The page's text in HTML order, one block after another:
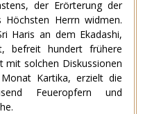
der Erörterung der
Höchsten Herrn widmen.
Haris an dem Ekadashi,
befreit hundert frühere
mit solchen Diskussionen
Kartika, erzielt die
Feueropfern und